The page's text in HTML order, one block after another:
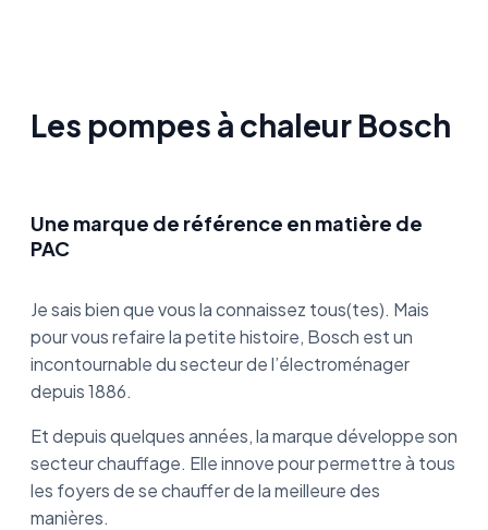
Les pompes à chaleur Bosch
Une marque de référence en matière de
PAC
Je sais bien que vous la connaissez tous(tes). Mais
pour vous refaire la petite histoire, Bosch est un
incontournable du secteur de l’électroménager
depuis 1886.
Et depuis quelques années, la marque développe son
secteur chauffage. Elle innove pour permettre à tous
les foyers de se chauffer de la meilleure des
manières.